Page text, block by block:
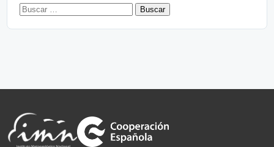
Buscar: